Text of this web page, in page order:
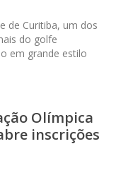
de Curitiba, um dos
do golfe
em grande estilo
Olímpica
inscrições